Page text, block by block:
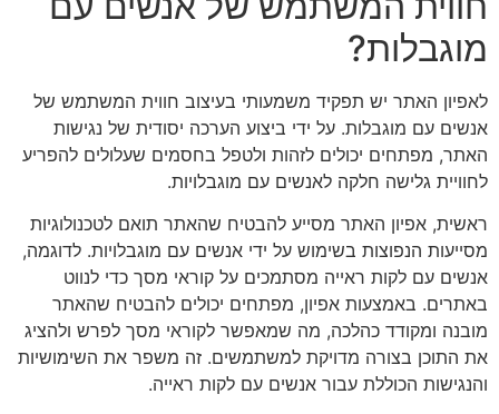
מוגבלות?
לאפיון האתר יש תפקיד משמעותי בעיצוב חווית המשתמש של
אנשים עם מוגבלות. על ידי ביצוע הערכה יסודית של נגישות
האתר, מפתחים יכולים לזהות ולטפל בחסמים שעלולים להפריע
לחוויית גלישה חלקה לאנשים עם מוגבלויות.
ראשית, אפיון האתר מסייע להבטיח שהאתר תואם לטכנולוגיות
מסייעות הנפוצות בשימוש על ידי אנשים עם מוגבלויות. לדוגמה,
אנשים עם לקות ראייה מסתמכים על קוראי מסך כדי לנווט
באתרים. באמצעות אפיון, מפתחים יכולים להבטיח שהאתר
מובנה ומקודד כהלכה, מה שמאפשר לקוראי מסך לפרש ולהציג
את התוכן בצורה מדויקת למשתמשים. זה משפר את השימושיות
והנגישות הכוללת עבור אנשים עם לקות ראייה.